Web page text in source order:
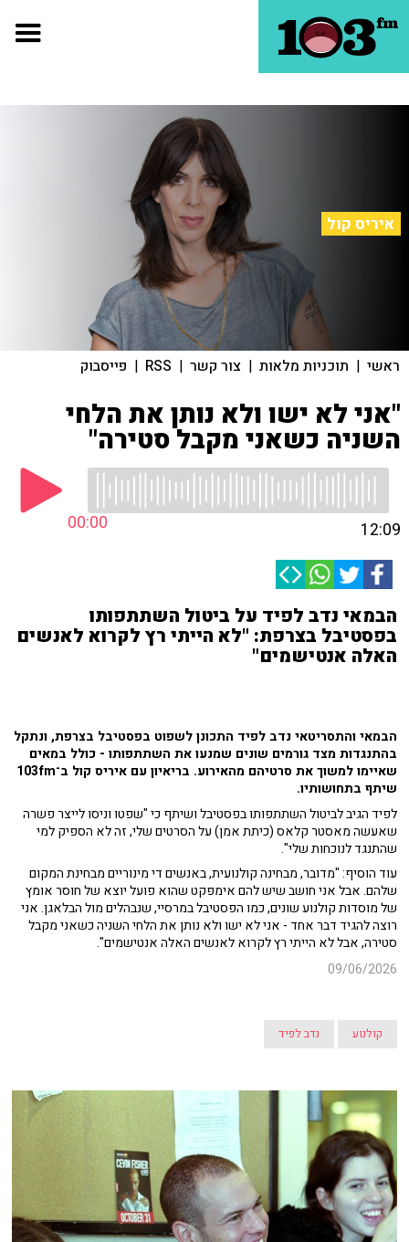
איריס קול
ראשי | תוכניות מלאות | צור קשר |
RSS
| פייסבוק
"אני לא ישו ולא נותן את הלחי
השניה כשאני מקבל סטירה"
00:00 12:09
הבמאי נדב לפיד על ביטול השתתפותו
בפסטיבל בצרפת: "לא הייתי רץ לקרוא לאנשים
האלה אנטישמים"
הבמאי והתסריטאי נדב לפיד התכונן לשפוט בפסטיבל בצרפת, ונתקל
בהתנגדות מצד גורמים שונים שמנעו את השתתפותו - כולל במאים
שאיימו למשוך את סרטיהם מהאירוע. בריאיון עם איריס קול ב־103fm
שיתף בתחושותיו.
לפיד הגיב לביטול השתתפותו בפסטיבל ושיתף כי "שפטו וניסו לייצר פשרה
שאעשה מאסטר קלאס (כיתת אמן) על הסרטים שלי, זה לא הספיק למי
שהתנגד לנוכחות שלי".
עוד הוסיף: "מדובר, מבחינה קולנועית, באנשים די מינוריים מבחינת המקום
שלהם. אבל אני חושב שיש להם אימפקט שהוא פועל יוצא של חוסר אומץ
של מוסדות קולנוע שונים, כמו הפסטיבל במרסיי, שנבהלים מול הבלאגן. אני
רוצה להגיד דבר אחד - אני לא ישו ולא נותן את הלחי השניה כשאני מקבל
סטירה, אבל לא הייתי רץ לקרוא לאנשים האלה אנטישמים".
09/06/2026
קולנוע נדב לפיד